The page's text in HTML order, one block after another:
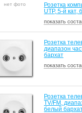
нет фото
Розетка
UTP, 5-й кат,
показать
Розетка
диапазон
бархат
показать
Розетка
TV/FM,
белый